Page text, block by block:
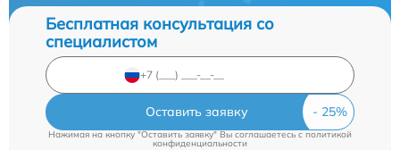
Бесплатная консультация со
специалистом
Оставить заявку
Нажимая на кнопку "Оставить заявку" Вы соглашаетесь cполитикой
конфиденциальности